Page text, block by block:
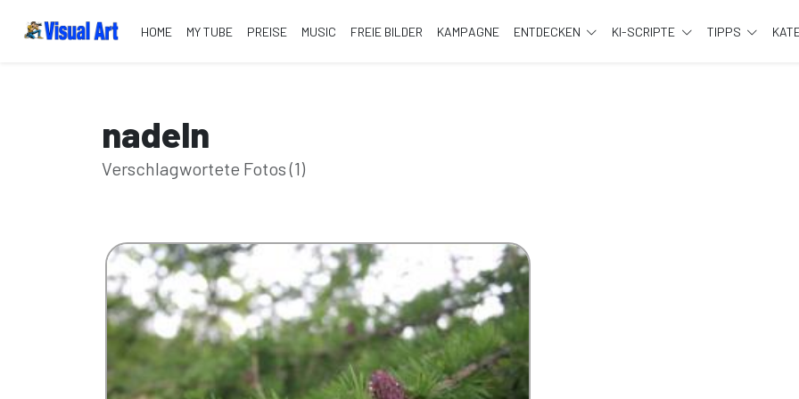
HOME MY TUBE PREISE MUSIC FREIE BILDER KAMPAGNE ENTDECKEN KI-SCRIPTE TIPPS
nadeln
Verschlagwortete Fotos (1)